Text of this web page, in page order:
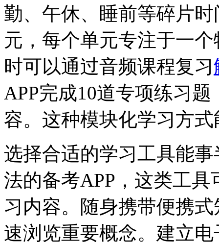
勤、午休、睡前等碎片
元，每个单元专注于一
时可以通过音频课程复习
APP完成10道专项练习
容。这种模块化学习方
选择合适的学习工具能
法的备考APP，这类工
习内容。随身携带便携
速浏览重要概念。建立